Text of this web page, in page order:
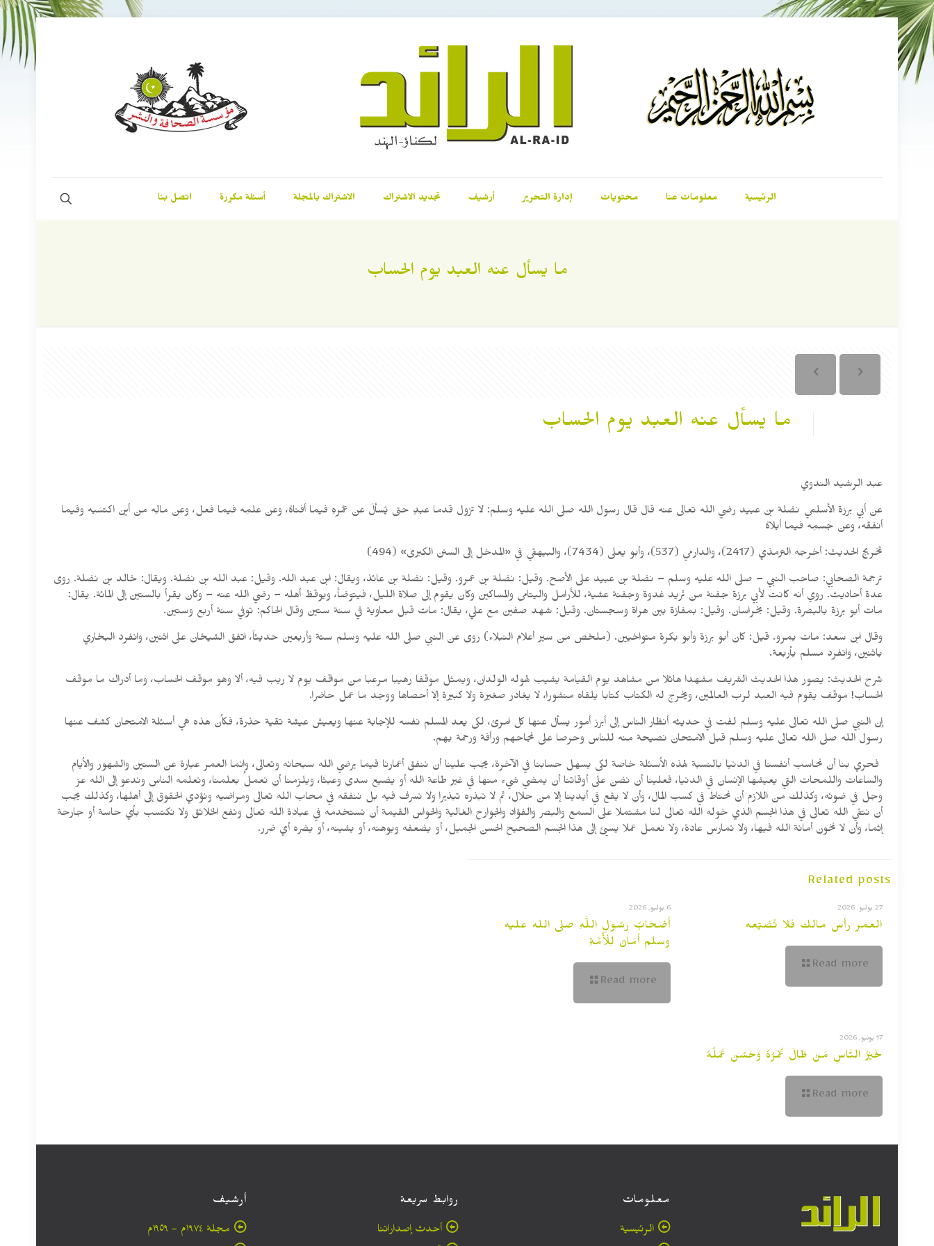
الرئيسية معلومات عنا محتويات إدارة التحرير أرشيف تجديد الاشتراك الاشتراك بالمجلة أسئلة مكررة اتصل بنا
ما يسأل عنه العبد يوم الحساب
ما يسأل عنه العبد يوم الحساب
عبد الرشيد الندوي
عن أبي برزة الأسلمي نضلة بن عبيد رضي الله تعالى عنه قال قال رسول الله صلى الله عليه وسلم: لا تزول قدما عبدٍ حتى يُسألَ عن عمُرهِ فيما أفناهُ، وعن علمِه فيما فعل، وعن مالِه من أين اكتسَبه وفيما
أنفقَه، وعن جسمِه فيما أبلاهُ
تخريج الحديث: أخرجه الترمذي (2417)، والدارمي (537)، وأبو يعلى (7434)، والبيهقي في «المدخل إلى السنن الكبرى» (494)
ترجمة الصحابي: صاحب النبي – صلى الله عليه وسلم – نضلة بن عبيد على الأصح. وقيل: نضلة بن عمرو. وقيل: نضلة بن عائذ، ويقال: ابن عبد الله. وقيل: عبد الله بن نضلة. ويقال: خالد بن نضلة. روى
عدة أحاديث. روي أنه كانت لأبي برزة جفنة من ثريد غدوة وجفنة عشية، للأرامل واليتامى والمساكين وكان يقوم إلى صلاة الليل، فيتوضأ، ويوقظ أهله – رضي الله عنه – وكان يقرأ بالستين إلى المائة. يقال:
مات أبو برزة بالبصرة. وقيل: بخراسان. وقيل: بمفازة بين هراة وسجستان. وقيل: شهد صفين مع علي، يقال: مات قبل معاوية في سنة ستين وقال الحاكم: توفي سنة أربع وستين.
وقال ابن سعد: مات بمرو. قيل: كان أبو برزة وأبو بكرة متواخيين. (ملخص من سير أعلام النبلاء) روى عن النبي صلى الله عليه وسلم ستة وأربعين حديثاً، اتفق الشيخان على اثنين، وانفرد البخاري
باثنين، وانفرد مسلم بأربعة.
شرح الحديث: يصور هذا الحديث الشريف مشهدا هائلا من مشاهد يوم القيامة يشيب لهوله الولدان، ويمثل موقفا رهيبا مرعبا من مواقف يوم لا ريب فيه، ألا وهو موقف الحساب، وما أدراك ما موقف
الحساب! موقف يقوم فيه العبد لرب العالمين، ويخرج له الكتاب كتابا يلقاه منشورا، لا يغادر صغيرة ولا كبيرة إلا أحصاها ووجد ما عمل حاضرا.
إن النبي صلى الله تعالى عليه وسلم لفت في حديثه أنظار الناس إلى أبرز أمور يسأل عنها كل امرئ، لكى يعد المسلم نفسه للإجابة عنها ويعيش عيشة تقية حذرة، فكأن هذه هي أسئلة الامتحان كشف عنها
رسول الله صلى الله تعالى عليه وسلم قبل الامتحان نصيحة منه للناس وحرصا على نجاحهم ورأفة ورحمة بهم.
فحري بنا أن نحاسب أنفسنا في الدنيا بالنسبة لهذه الأسئلة خاصة لكى يسهل حسابنا في الآخرة، يجب علينا أن ننفق أعمارنا فيما يرضي الله سبحانه وتعالى، وإنما العمر عبارة عن السنين والشهور والأيام
والساعات واللمحات التي يعيشها الإنسان في الدنيا، فعلينا أن نضن على أوقاتنا أن يمضي شيء منها في غير طاعة الله أو يضيع سدى وعبثا، ويلزمنا أن نعمل بعلمنا، ونعلمه الناس وندعو إلى الله عز
وجل في ضوئه، وكذلك من اللازم أن نحتاط في كسب المال، وأن لا يقع في أيدينا إلا من حلال، ثم لا نبذره تبذيرا ولا نسرف فيه بل ننفقه في محاب الله تعالى ومراضيه ونؤدي الحقوق إلى أهلها، وكذلك يجب
أن نتقي الله تعالى في هذا الجسم الذي خوله الله تعالى لنا مشتملا على السمع والبصر والفؤاد والجوارح الغالية والحواس القيمة أن نستخدمه في عبادة الله تعالى ونفع الخلائق ولا نكتسب بأي حاسة أو جارحة
إثما، وأن لا نخون أمانة الله فيها، ولا نمارس عادة، ولا نعمل عملا يسيئ إلى هذا الجسم الصحيح الحسن الجميل، أو يضعفه ويوهنه، أو يشينه، أو يضره أي ضرر.
Related posts
27 يوليو, 2026
العمر رأس مالك فلا تُضيّعه
Read more
6 يوليو, 2026
أَصْحَابُ رَسُولِ اللَّهِ صلى الله عليه
وسلم أَمَانٌ لِلْأُمَّةِ
Read more
17 يونيو, 2026
خَيْرُ النَّاسِ مَنْ طَالَ عُمْرُهُ وَحَسُنَ عَمَلُهُ
Read more
معلومات
الرئيسية
روابط سريعة
أحدث إصداراتنا
أرشيف
مجلة ۱۹۷٤م - ١٩٥٩م